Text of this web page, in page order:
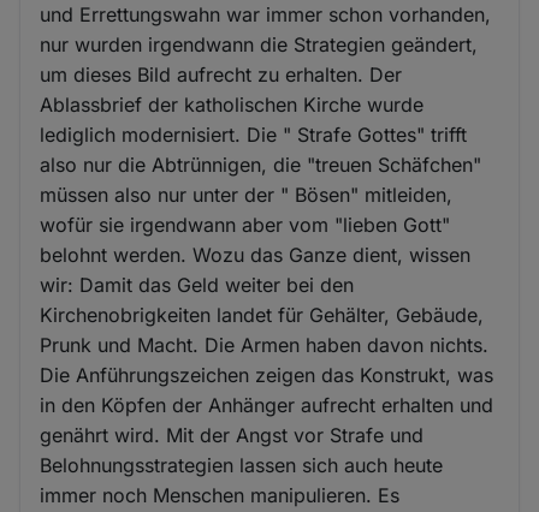
und Errettungswahn war immer schon vorhanden,
nur wurden irgendwann die Strategien geändert,
um dieses Bild aufrecht zu erhalten. Der
Ablassbrief der katholischen Kirche wurde
lediglich modernisiert. Die " Strafe Gottes" trifft
also nur die Abtrünnigen, die "treuen Schäfchen"
müssen also nur unter der " Bösen" mitleiden,
wofür sie irgendwann aber vom "lieben Gott"
belohnt werden. Wozu das Ganze dient, wissen
wir: Damit das Geld weiter bei den
Kirchenobrigkeiten landet für Gehälter, Gebäude,
Prunk und Macht. Die Armen haben davon nichts.
Die Anführungszeichen zeigen das Konstrukt, was
in den Köpfen der Anhänger aufrecht erhalten und
genährt wird. Mit der Angst vor Strafe und
Belohnungsstrategien lassen sich auch heute
immer noch Menschen manipulieren. Es